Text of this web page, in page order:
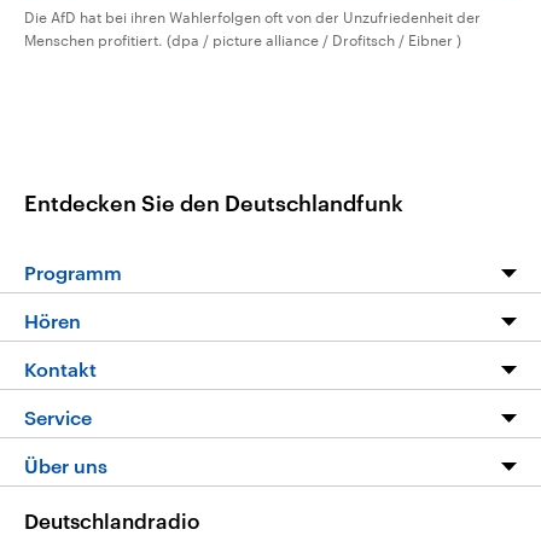
Die AfD hat bei ihren Wahlerfolgen oft von der Unzufriedenheit der
Menschen profitiert. (dpa / picture alliance / Drofitsch / Eibner )
Entdecken Sie den Deutschlandfunk
Programm
Programm
Die Nachrichten
Nachrichtenleicht
Neue Beiträge auf dlf.de
Hören
Livestream
Podcasts
Deutschlandfunk App
Nachrichten App
Kontakt
Hörerservice
Service
FAQ
Veranstaltungen
Über uns
Deutschlandradio